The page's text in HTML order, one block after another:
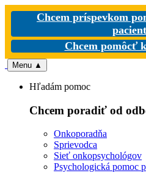
Chcem príspevkom
Chcem pomôcť
Menu ▲
Hľadám pomoc
Chcem poradiť od
Onkoporadňa
Sprievodca
Sieť onkopsychológov
Psychologická pomoc